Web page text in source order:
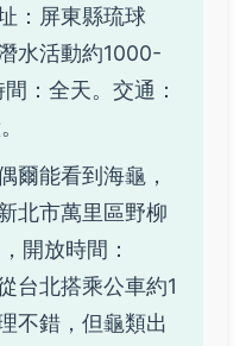
：屏東縣琉球
水活動約1000-
：全天。交通：
爾能看到海龜，
北市萬里區野柳
開放時間：
台北搭乘公車約1
不錯，但龜類出